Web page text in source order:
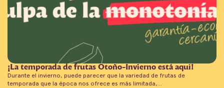
¡La temporada de frutas Otoño-Invierno está aquí!
Durante el invierno, puede parecer que la variedad de frutas de
temporada que la época nos ofrece es más limitada,…